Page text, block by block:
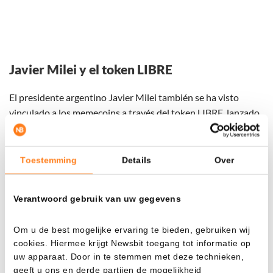
Toestemming Details Over
Verantwoord gebruik van uw gegevens
Om u de best mogelijke ervaring te bieden, gebruiken wij
cookies. Hiermee krijgt Newsbit toegang tot informatie op
uw apparaat. Door in te stemmen met deze technieken,
geeft u ons en derde partijen de mogelijkheid
Javier Milei y el token LIBRE
El presidente argentino Javier Milei también se ha visto
vinculado a los memecoins a través del token LIBRE, lanzado
en 2025. El proyecto despertó intensos debates tanto en
mezcla entre política y activos especulativos.
Elon Musk y Dogecoin